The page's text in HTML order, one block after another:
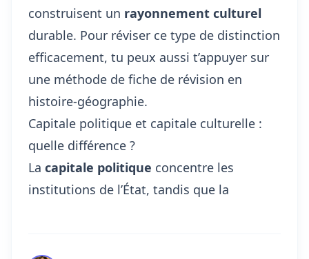
construisent un rayonnement culturel
durable. Pour réviser ce type de distinction
efficacement, tu peux aussi t’appuyer sur
une méthode de fiche de révision en
histoire-géographie.
Capitale politique et capitale culturelle :
quelle différence ?
La capitale politique concentre les
institutions de l’État, tandis que la